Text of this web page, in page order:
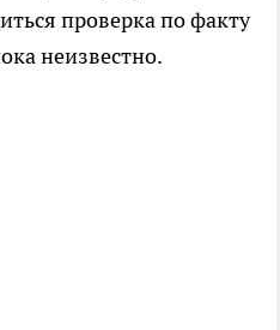
проверка по факту
неизвестно.